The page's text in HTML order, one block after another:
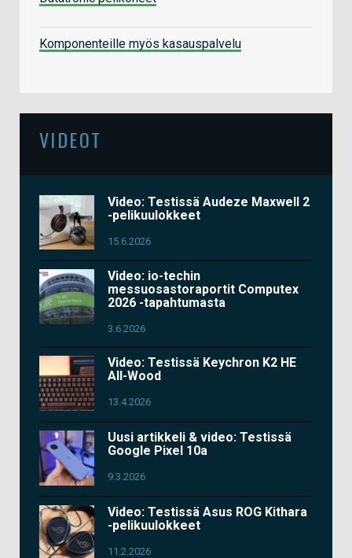
Komponenteille myös kasauspalvelu
VIDEOT
Video: Testissä Audeze Maxwell 2
-pelikuulokkeet
15.6.2026
Video: io-techin
messuosastoraportit Computex
2026 -tapahtumasta
3.6.2026
Video: Testissä Keychron K2 HE
All-Wood
13.4.2026
Uusi artikkeli & video: Testissä
Google Pixel 10a
9.3.2026
Video: Testissä Asus ROG Kithara
-pelikuulokkeet
11.2.2026